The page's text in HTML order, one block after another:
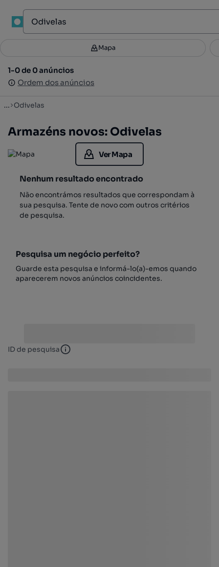
Filtros 3
1-0 de 0 anúncios
Ordem dos anúncios
Mapa
1-0 de 0 anúncios
Ordem dos anúncios
... Odivelas
Armazéns novos: Odivelas
Ver Mapa
Nenhum resultado encontrado
Não encontrámos resultados que correspondam à
sua pesquisa. Tente de novo com outros critérios
de pesquisa.
Pesquisa um negócio perfeito?
Guarde esta pesquisa e informá-lo(a)-emos quando
aparecerem novos anúncios coincidentes.
ID de pesquisa ID de pesquisa